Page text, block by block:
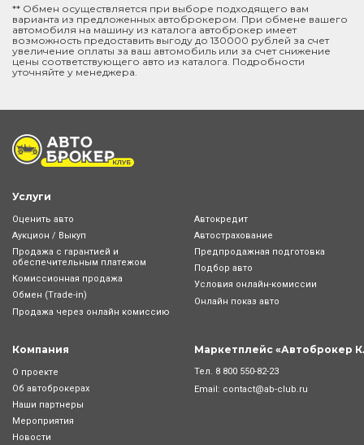
** Обмен осуществляется при выборе подходящего вам
варианта из предложенных автоброкером. При обмене вашего
автомобиля на машину из каталога автоброкер имеет
возможность предоставить выгоду до 130000 рублей за счет
увеличение оплаты за ваш автомобиль или за счет снижение
цены соответствующего авто из каталога. Подробности
уточняйте у менеджера.
Услуги
Оценить авто
Аукцион / Выкуп
Продажа с гарантией и
обеспечительным платежом
Комиссионная продажа
Обмен (Trade-in)
Продажа через онлайн комиссию
Автокредит
Автострахование
Предпродажная подготовка
Подбор авто
Условия онлайн-комиcсии
Онлайн показ авто
Компания
О проекте
Об автоброкерах
Наши партнеры
Мероприятия
Новости
Маркетплейс «Автоброкер
Тел. 8 800 550-82-23
Email: contact@ab-club.ru